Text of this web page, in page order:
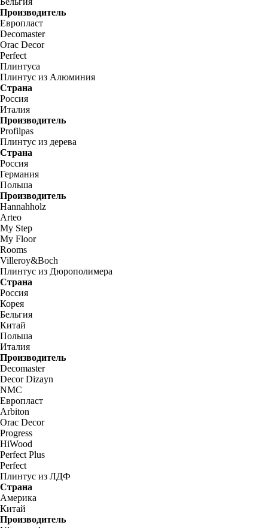
Производитель
Европласт
Decomaster
Orac Decor
Perfect
Плинтуса
Плинтус из Алюминия
Страна
Россия
Италия
Производитель
Profilpas
Плинтус из дерева
Страна
Россия
Германия
Польша
Производитель
Hannahholz
Arteo
My Step
My Floor
Rooms
Villeroy&Boch
Плинтус из Дюрополимера
Страна
Россия
Корея
Бельгия
Китай
Польша
Италия
Производитель
Decomaster
Decor Dizayn
NMC
Европласт
Arbiton
Orac Decor
Progress
HiWood
Perfect Plus
Perfect
Плинтус из ЛДФ
Страна
Америка
Китай
Производитель